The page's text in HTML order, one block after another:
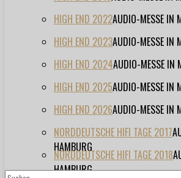
HIGH END 2022AUDIO-MESSE IN
HIGH END 2023AUDIO-MESSE IN
HIGH END 2024AUDIO-MESSE IN
HIGH END 2025AUDIO-MESSE IN
HIGH END 2026AUDIO-MESSE IN
NORDDEUTSCHE HIFI TAGE 2017
HAMBURG
NORDDEUTSCHE HIFI TAGE 2018
HAMBURG